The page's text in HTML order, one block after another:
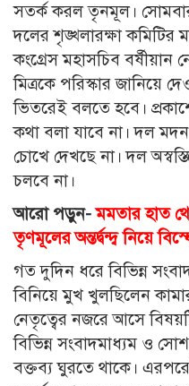
সতর্ক করল তৃনমূল।
দলের শৃঙ্খলারক্ষা
কংগ্রেস মহাসচিব বর্ষীয়ান
মিত্রকে পরিস্কার জানিয়ে
ভিতরেই বলতে হবে।
কথা বলা যাবে না। দল
চোখে দেখছে না। দল
চলবে না।
আরো পড়ুন-মমতার হাত
তৃণমূলের অন্তর্দ্বন্দ্ব নিয়ে
গত দুদিন ধরে বিভিন্ন
বিনিয়ে মুখ খুলছিলেন
নেতৃত্বের নজরে আসে
বিভিন্ন সংবাদমাধ্যম ও
বক্তব্য ঘুরতে থাকে।